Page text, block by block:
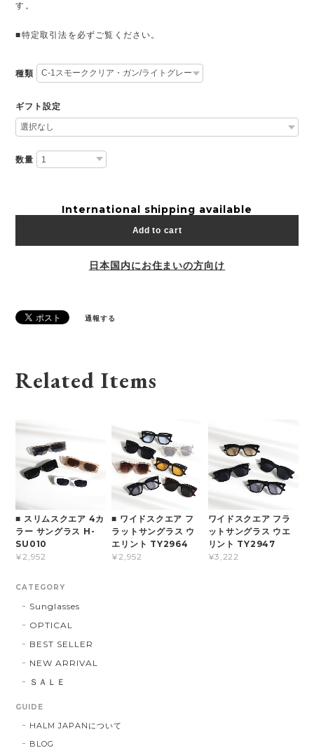
す。
■特定取引法を必ずご覧ください。
種類
ギフト設定
数量
International shipping available
Add to cart
日本国内にお住まいの方向け
通報する
Related Items
■ スリムスクエア 4カ
ラー サングラス H-
SU010
¥2,952
■ ワイドスクエア フ
ラットサングラス ウ
エリント TY2964
¥2,952
ワイドスクエア フラ
ットサングラス ウエ
リント TY2947
¥3,222
CATEGORY
Sunglasses
OPTICAL
BEST SELLER
NEW ARRIVAL
ＳＡＬＥ
GUIDE
HALM JAPANについて
BLOG